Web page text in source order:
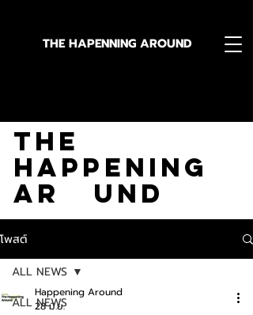
THE HAPENNING AROUND
The
Happening
Ar und
โพสต์
ALL NEWS
ALL NEWS
Happening Around
28 มิ.ย.